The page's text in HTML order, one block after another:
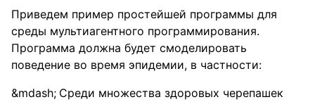
Приведем пример простейшей программы для
среды мультиагентного программирования.
Программа должна будет смоделировать
поведение во время эпидемии, в частности:
Среди множества здоровых черепашек